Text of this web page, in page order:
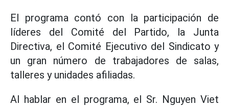
El programa contó con la participación de
líderes del Comité del Partido, la Junta
Directiva, el Comité Ejecutivo del Sindicato y
un gran número de trabajadores de salas,
talleres y unidades afiliadas.
Al hablar en el programa, el Sr. Nguyen Viet